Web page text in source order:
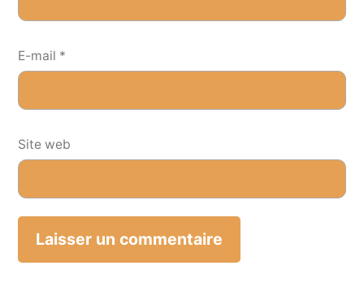
E-mail *
Site web